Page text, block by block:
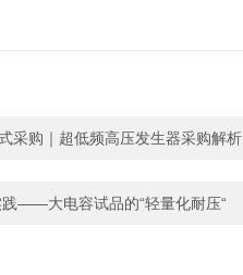
采购｜超低频高压发生器采购解析
——大电容试品的“轻量化耐压“